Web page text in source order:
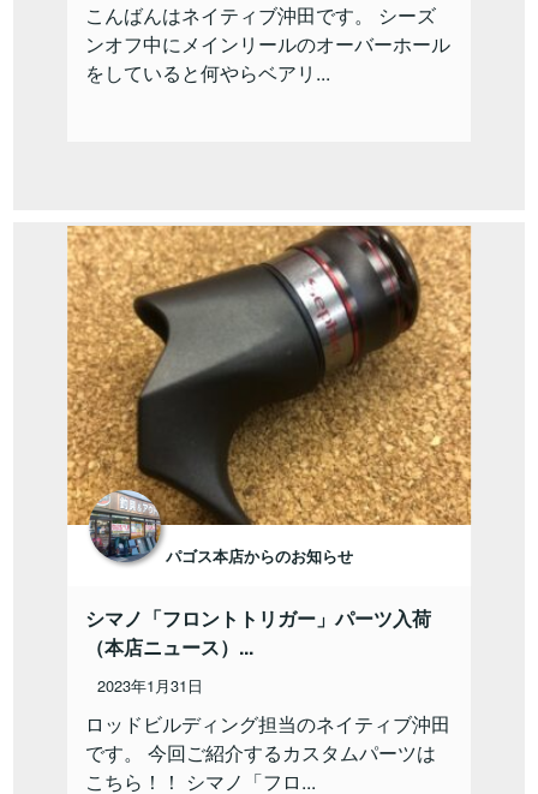
こんばんはネイティブ沖田です。 シーズ
ンオフ中にメインリールのオーバーホール
をしていると何やらベアリ...
パゴス本店からのお知らせ
シマノ「フロントトリガー」パーツ入荷
（本店ニュース）...
2023年1月31日
ロッドビルディング担当のネイティブ沖田
です。 今回ご紹介するカスタムパーツは
こちら！！ シマノ「フロ...